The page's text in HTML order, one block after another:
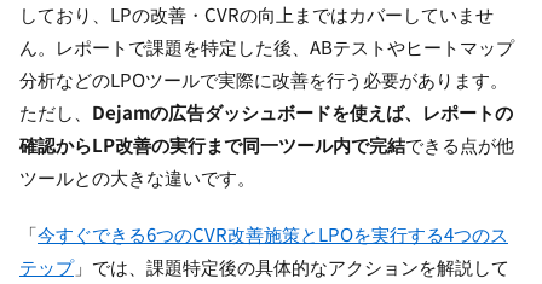
しており、LPの改善・CVRの向上まではカバーしていませ
ん。レポートで課題を特定した後、ABテストやヒートマップ
分析などのLPOツールで実際に改善を行う必要があります。
ただし、 Dejamの広告ダッシュボードを使えば、レポートの
確認からLP改善の実行まで同一ツール内で完結できる点が他
ツールとの大きな違いです。
「今すぐできる6つのCVR改善施策とLPOを実行する4つのス
テップ」では、課題特定後の具体的なアクションを解説して